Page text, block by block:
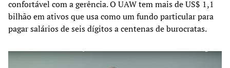
confortável com a gerência. O UAW tem mais de US$ 1,1
bilhão em ativos que usa como um fundo particular para
pagar salários de seis dígitos a centenas de burocratas.